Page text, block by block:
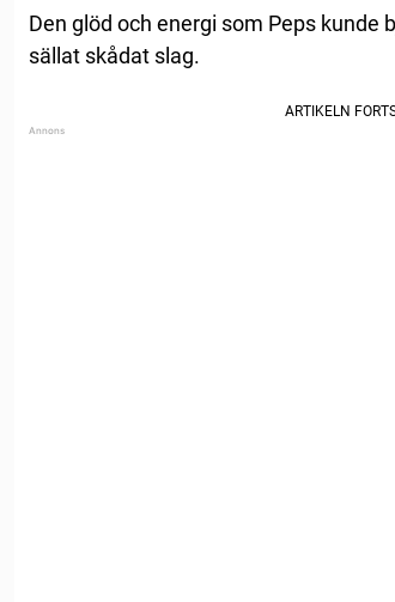
Den glöd och energi som Peps kunde
sällat skådat slag.